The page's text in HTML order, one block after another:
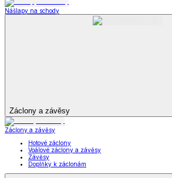
Nášlapy na schody
Záclony a závěsy
Záclony a závěsy
Hotové záclony
Voálové záclony a závěsy
Závěsy
Doplňky k záclonám